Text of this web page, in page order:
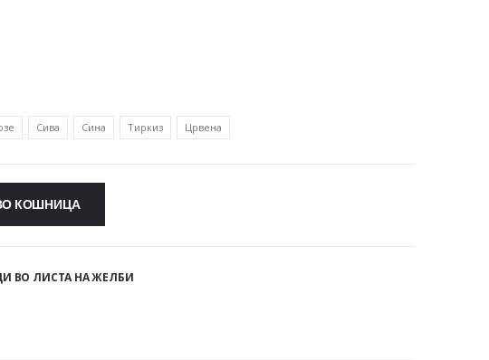
Сива Сина Тиркиз Црвена
КОШНИЦА
ВО ЛИСТА НА ЖЕЛБИ